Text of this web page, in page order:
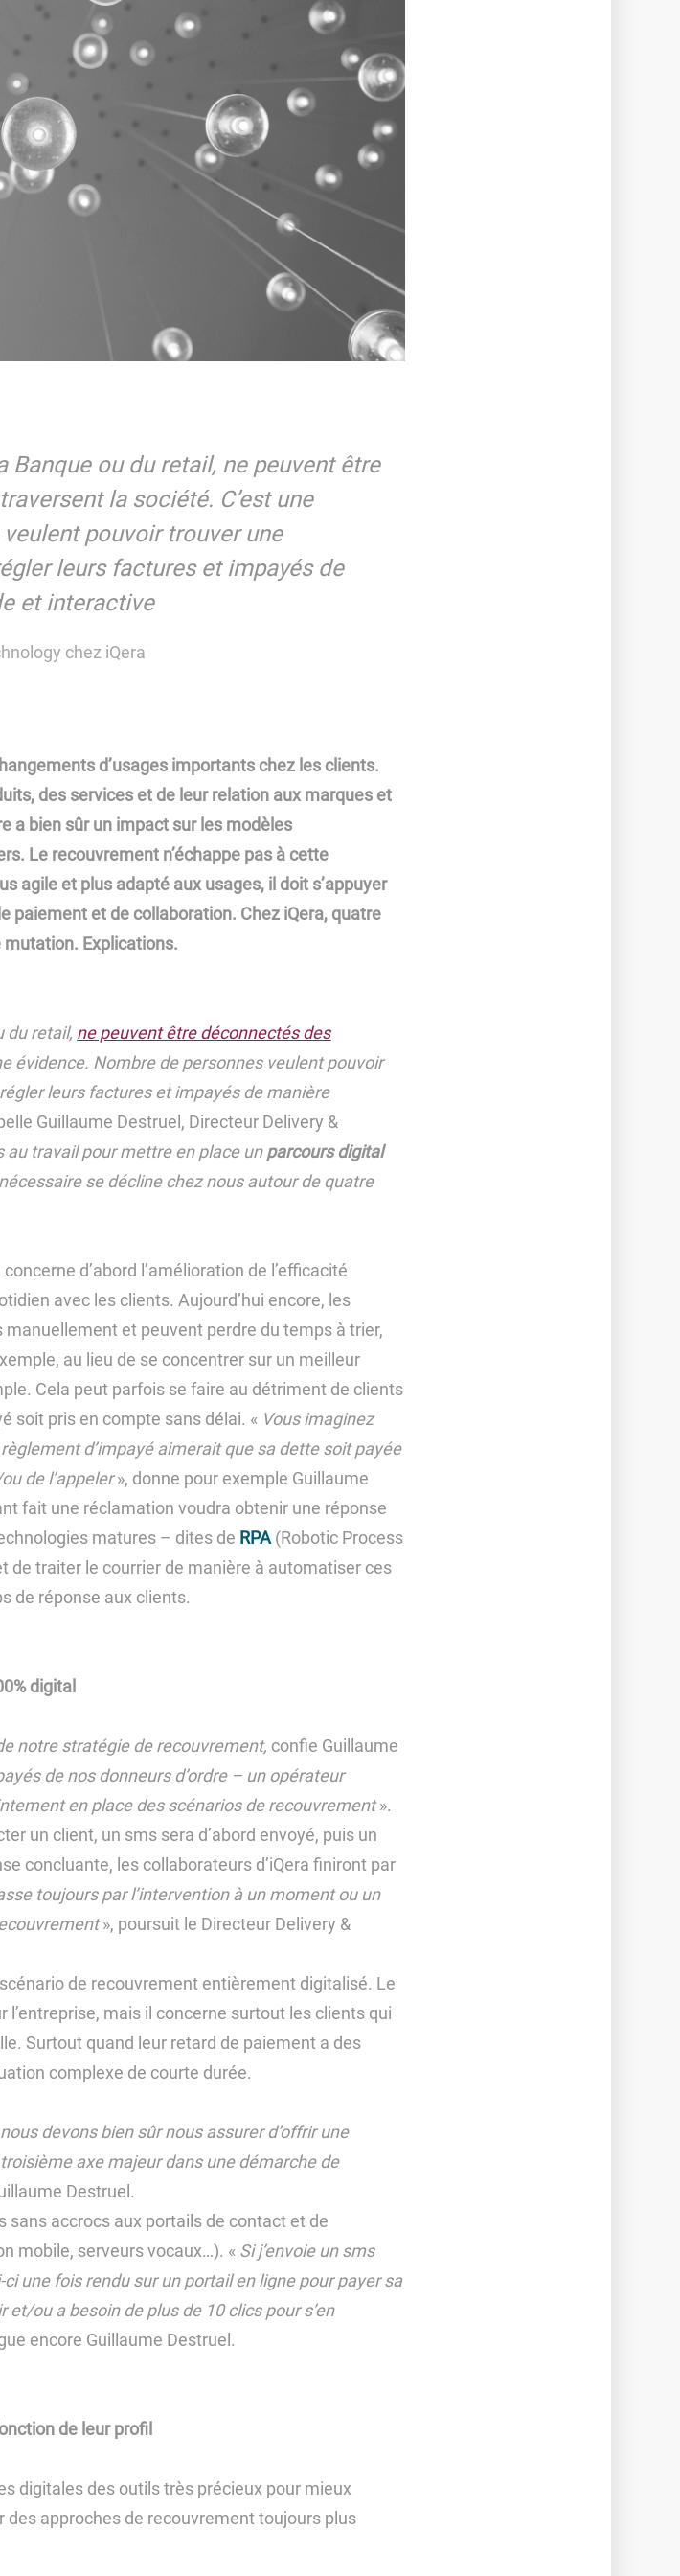
Banque ou du retail, ne peuvent être
la société. C’est une
pouvoir trouver une
leurs factures et impayés de
et interactive
chez iQera
d’usages importants chez les clients.
des services et de leur relation aux marques et
a bien sûr un impact sur les modèles
Le recouvrement n’échappe pas à cette
agile et plus adapté aux usages, il doit s’appuyer
paiement et de collaboration. Chez iQera, quatre
mutation. Explications.
du retail, ne peuvent être déconnectés des
évidence. Nombre de personnes veulent pouvoir
leurs factures et impayés de manière
Guillaume Destruel, Directeur Delivery &
au travail pour mettre en place unparcours digital
se décline chez nous autour de quatre
d’abord l’amélioration de l’efficacité
avec les clients. Aujourd’hui encore, les
et peuvent perdre du temps à trier,
au lieu de se concentrer sur un meilleur
Cela peut parfois se faire au détriment de clients
soit pris en compte sans délai. « Vous imaginez
d’impayé aimerait que sa dette soit payée
de l’appeler», donne pour exemple Guillaume
fait une réclamation voudra obtenir une réponse
matures – dites de RPA (Robotic Process
de traiter le courrier de manière à automatiser ces
de réponse aux clients.
digital
notre stratégie de recouvrement, confie Guillaume
de nos donneurs d’ordre – un opérateur
en place des scénarios de recouvrement».
un client, un sms sera d’abord envoyé, puis un
concluante, les collaborateurs d’iQera finiront par
toujours par l’intervention à un moment ou un
», poursuit le Directeur Delivery &
de recouvrement entièrement digitalisé. Le
mais il concerne surtout les clients qui
Surtout quand leur retard de paiement a des
complexe de courte durée.
devons bien sûr nous assurer d’offrir une
axe majeur dans une démarche de
Destruel.
sans accrocs aux portails de contact et de
mobile, serveurs vocaux…). « Si j’envoie un sms
une fois rendu sur un portail en ligne pour payer sa
ou a besoin de plus de 10 clics pour s’en
encore Guillaume Destruel.
de leur profil
digitales des outils très précieux pour mieux
approches de recouvrement toujours plus